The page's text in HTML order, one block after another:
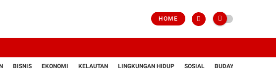
HOME
BISNIS EKONOMI KELAUTAN LINGKUNGAN HIDUP SOSIAL BUDAYA